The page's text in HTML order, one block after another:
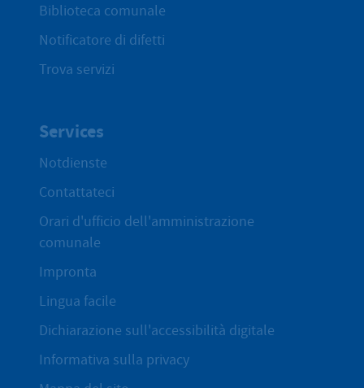
Biblioteca comunale
Notificatore di difetti
Trova servizi
Services
Notdienste
Contattateci
Orari d'ufficio dell'amministrazione
comunale
Impronta
Lingua facile
Dichiarazione sull'accessibilità digitale
Informativa sulla privacy